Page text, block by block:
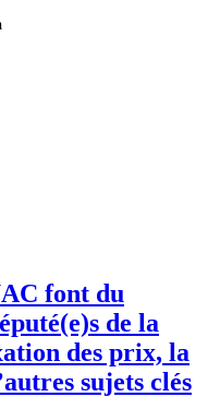
font du
de la
des prix, la
sujets clés